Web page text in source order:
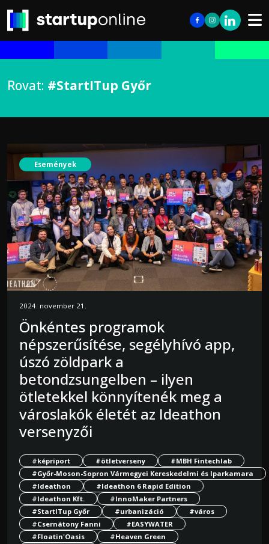
Rovat: #StartITup Győr
Események
2024. november 21.
Önkéntes programok
népszerűsítése, segélyhívó app,
úszó zöldpark a
betondzsungelben – ilyen
ötletekkel könnyítenék meg a
városlakók életét az Ideathon
versenyzői
#képriport #ötletverseny
#MBH Fintechlab
#Győr-Moson-Sopron Vármegyei Kereskedelmi és Iparkamara
#Ideathon
#Ideathon 6 Rapid Edition
#Ideathon Kft.
#InnoMaker Partners
#StartITup Győr
#urbanizáció
#város
#Csernátony Fanni
#EASYWATER
#Floatin'Oasis
#Heaven Green